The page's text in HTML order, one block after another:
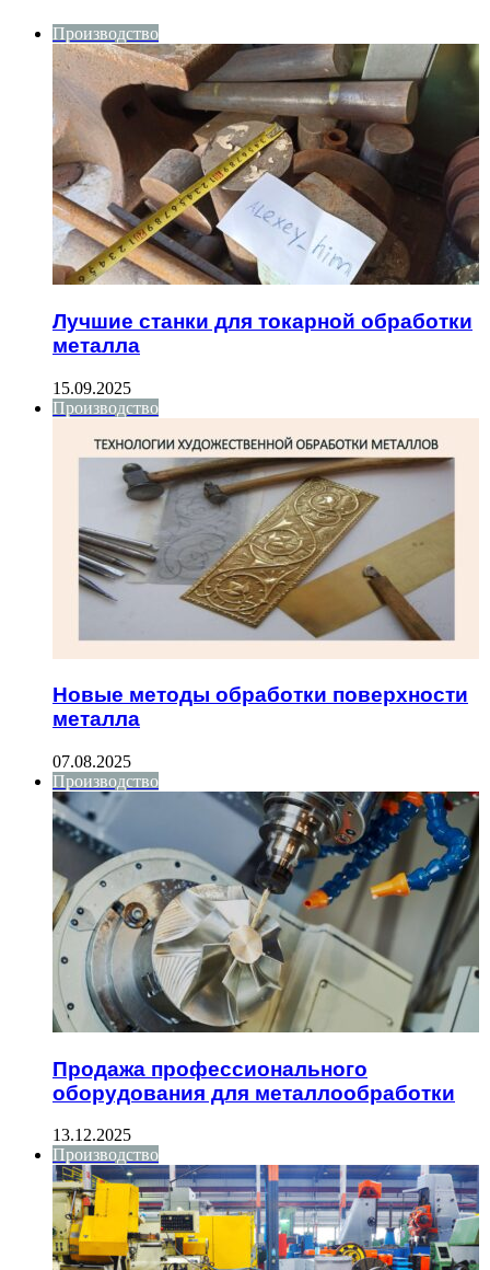
Производство
Лучшие станки для токарной обработки
металла
15.09.2025
Производство
Новые методы обработки поверхности
металла
07.08.2025
Производство
Продажа профессионального
оборудования для металлообработки
13.12.2025
Производство